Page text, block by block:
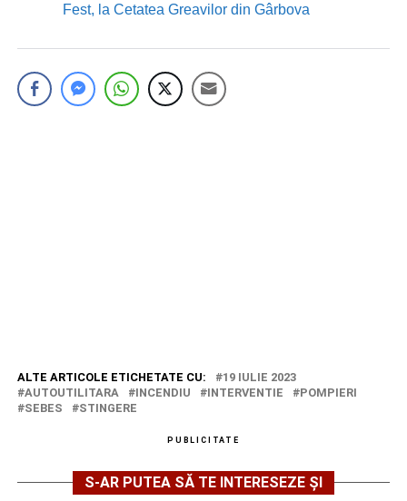
Fest, la Cetatea Greavilor din Gârbova
ALTE ARTICOLE ETICHETATE CU:
19 IULIE 2023
AUTOUTILITARA
INCENDIU INTERVENTIE
POMPIERI
SEBES
STINGERE
PUBLICITATE
S-AR PUTEA SĂ TE INTERESEZE ȘI